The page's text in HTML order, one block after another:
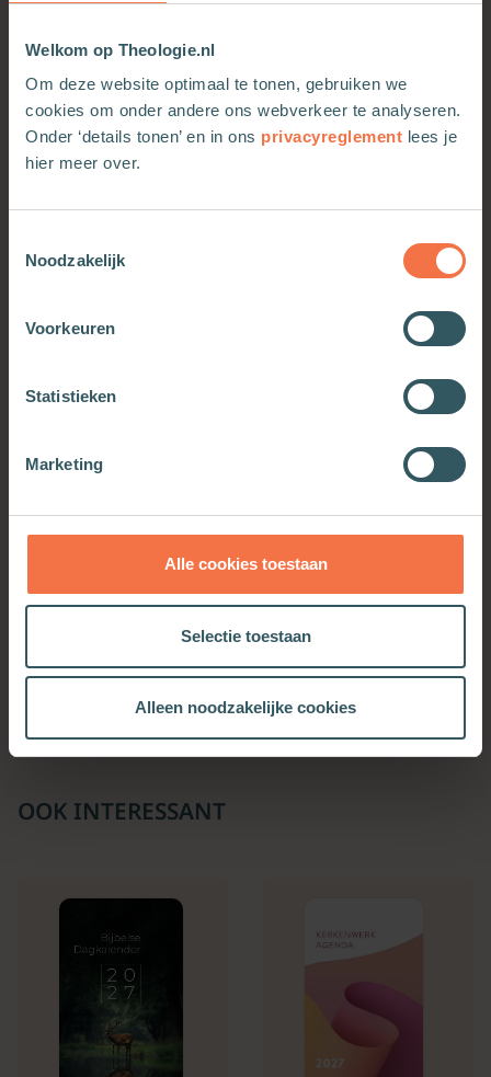
Welkom op Theologie.nl
Om deze website optimaal te tonen, gebruiken we
cookies om onder andere ons webverkeer te analyseren.
Onder ‘details tonen’ en in ons privacyreglement lees je
hier meer over.
Noodzakelijk
Voorkeuren
Statistieken
Marketing
Alle cookies toestaan
Selectie toestaan
Alleen noodzakelijke cookies
Meer informatie
verdienste
Meer informatie
OOK INTERESSANT